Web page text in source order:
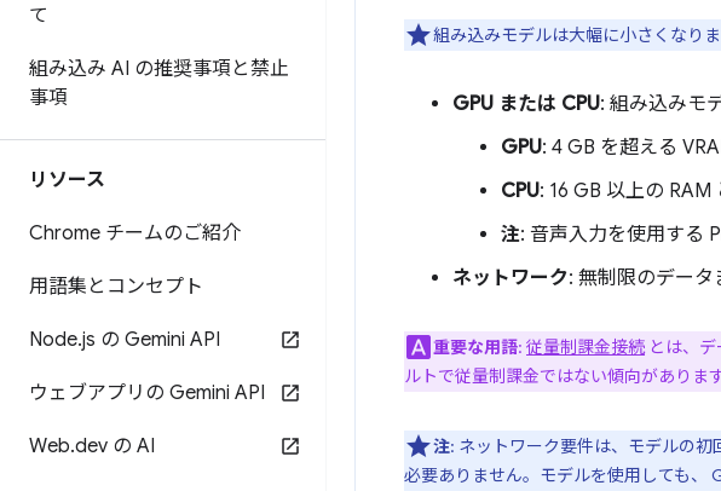
て
組み込み AI の推奨事項と禁止
事項
リソース
Chrome チームのご紹介
用語集とコンセプト
Node.js の Gemini API
ウェブアプリの Gemini API
Web.dev の AI
組み込みモデルは大幅に小さくなり
GPU または CPU: 組み込みモ
GPU: 4 GB を超える
CPU: 16 GB 以上の RAM
注: 音声入力を使用する
ネットワーク: 無制限のデータ
重要な用語: 従量制課金接続とは、デ
ルトで従量制課金ではない傾向がありま
注: ネットワーク要件は、モデルの
必要ありません。モデルを使用しても、